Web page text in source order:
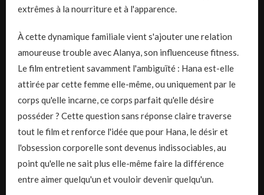
extrêmes à la nourriture et à l'apparence.
À cette dynamique familiale vient s'ajouter une relation
amoureuse trouble avec Alanya, son influenceuse fitness.
Le film entretient savamment l'ambiguïté : Hana est-elle
attirée par cette femme elle-même, ou uniquement par le
corps qu'elle incarne, ce corps parfait qu'elle désire
posséder ? Cette question sans réponse claire traverse
tout le film et renforce l'idée que pour Hana, le désir et
l'obsession corporelle sont devenus indissociables, au
point qu'elle ne sait plus elle-même faire la différence
entre aimer quelqu'un et vouloir devenir quelqu'un.